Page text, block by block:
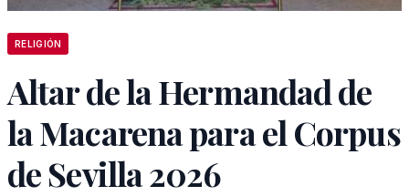
RELIGIÓN
Altar de la Hermandad de
la Macarena para el Corpus
de Sevilla 2026